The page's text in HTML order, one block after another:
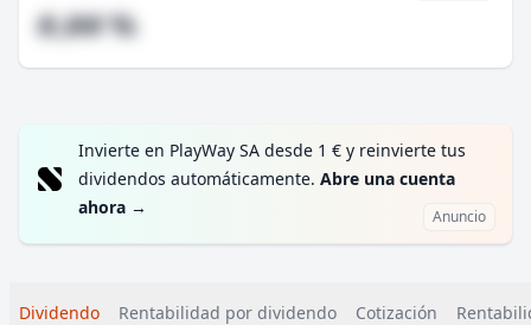
#,## %
Invierte en PlayWay SA desde 1 € y reinvierte tus
dividendos automáticamente. Abre una cuenta
ahora → Anuncio
Dividendo Rentabilidad por dividendo Cotización